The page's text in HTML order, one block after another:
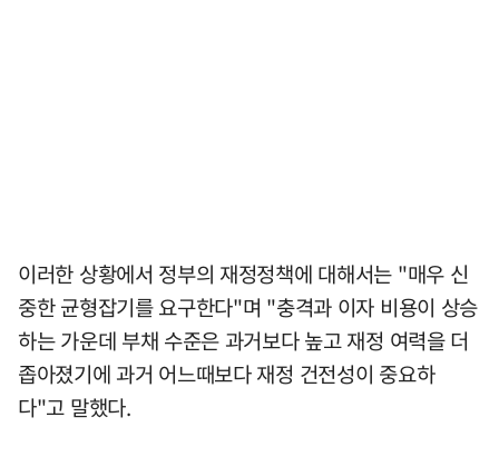
이러한 상황에서 정부의 재정정책에 대해서는 "매우 신
중한 균형잡기를 요구한다"며 "충격과 이자 비용이 상승
하는 가운데 부채 수준은 과거보다 높고 재정 여력을 더
좁아졌기에 과거 어느때보다 재정 건전성이 중요하
다"고 말했다.